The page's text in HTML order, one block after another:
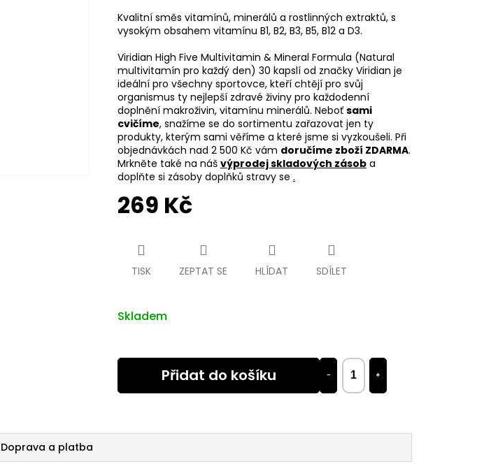
269 Kč
Skladem
+
−
Přidat do košíku
Kvalitní směs vitamínů, minerálů a rostlinných extraktů, s
vysokým obsahem vitamínu B1, B2, B3, B5, B12 a D3.
Viridian High Five Multivitamin & Mineral Formula (Natural
multivitamín pro každý den) 30 kapslí od značky Viridian je
ideální pro všechny sportovce, kteří chtějí pro svůj
organismus ty nejlepší zdravé živiny pro každodenní
doplnění makroživin, vitamínu minerálů. Neboť sami
cvičíme, snažíme se do sortimentu zařazovat jen ty
produkty, kterým sami věříme a které jsme si vyzkoušeli. Při
objednávkách nad 2 500 Kč vám doručíme zboží ZDARMA.
Mrkněte také na náš výprodej skladových zásob a
doplňte si zásoby doplňků stravy se .
TISK ZEPTAT SE HLÍDAT SDÍLET
Doprava a platba